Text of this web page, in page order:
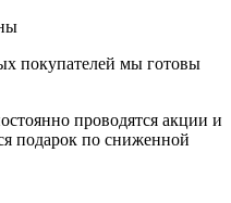
покупателей мы готовы
проводятся акции и
подарок по сниженной